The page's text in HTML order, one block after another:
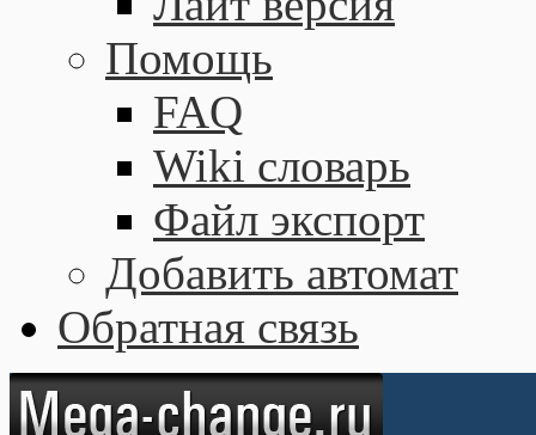
Помощь
FAQ
Wiki словарь
Файл экспорт
Добавить автомат
Обратная связь